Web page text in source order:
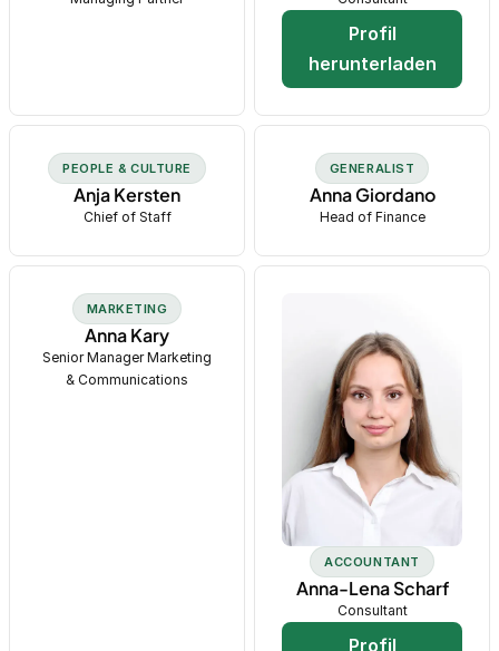
Profil
herunterladen
PEOPLE & CULTURE
Anja Kersten
Chief of Staff
GENERALIST
Anna Giordano
Head of Finance
MARKETING
Anna Kary
Senior Manager Marketing
& Communications
ACCOUNTANT
Anna-Lena Scharf
Consultant
Profil